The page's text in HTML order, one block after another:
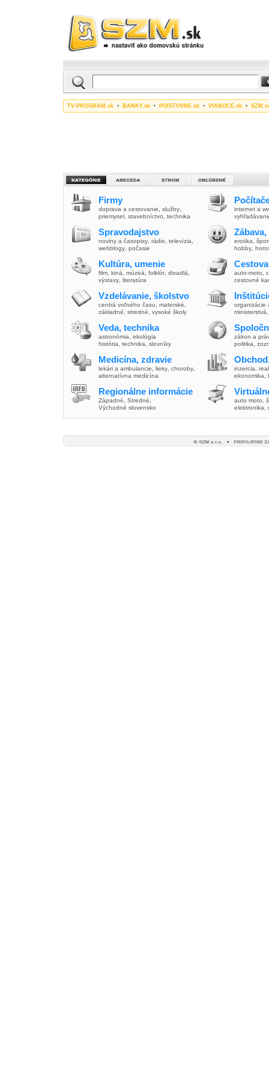
TV-PROGRAM.sk • BANKY.sk • POISTOVNE.sk • VIANOCE.sk •
Firmy
doprava a cestovanie služby
priemysel stavebníctvo technika
Spravodajstvo
noviny a časopisy rádio televízia
webblogy počasie
Kultúra, umenie
film kiná múzeá folklór, divadlá
výstavy literatúra
Vzdelávanie, školstvo
centrá voľného času materské
základné
stredné vysoké školy
Veda, technika
astronómia
ekológia
história
technika slovníky
Medicína, zdravie
lekári a ambulancie lieky choroby
alternatívna medicína
Regionálne informácie
Západné Stredné
Východné slovensko
internet a
erotika
hobby
auto-moto
cestovné
organizácie
ministerstvá
zákon a
politika
inzercia
ekonomika
auto moto
elektronika,